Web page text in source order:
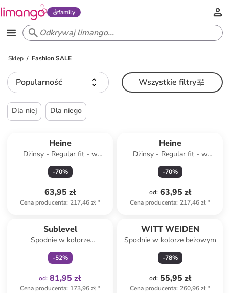
family
Sklep Fashion SALE
Popularność Wszystkie filtry
Dla niej Dla niego
Heine
Dżinsy - Regular fit - w
kolorze granatowym
-70%
63,95 zł
Cena producenta: 217,46 zł*
Heine
Dżinsy - Regular fit - w
kolorze czarnym
-70%
od: 63,95 zł
Cena producenta: 217,46 zł*
Sublevel
Spodnie w kolorze
szarobrązowym
-52%
od: 81,95 zł
Cena producenta: 173,96 zł*
WITT WEIDEN
Spodnie w kolorze beżowym
-78%
od: 55,95 zł
Cena producenta: 260,96 zł*